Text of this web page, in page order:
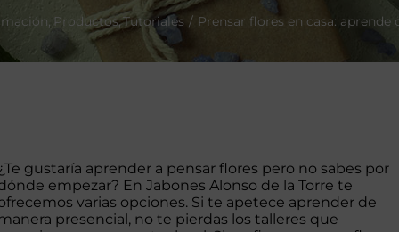
Productos Tutoriales Prensar flores en casa: aprende
gustaría aprender a pensar flores pero no sabes por
empezar? En Jabones Alonso de la Torre te
varias opciones. Si te apetece aprender de
presencial, no te pierdas los talleres que